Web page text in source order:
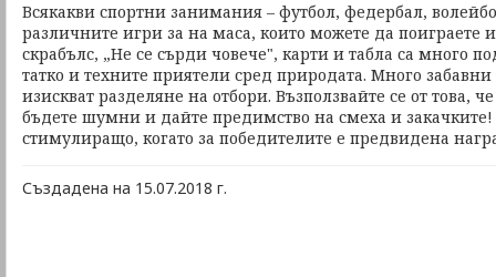
Всякакви спортни занимания – футбол, федербал,
различните игри за на маса, които можете да поиграете
скрабълс, „Не се сърди човече", карти и табла са много
татко и техните приятели сред природата. Много
изискват разделяне на отбори. Възползвайте се от това,
бъдете шумни и дайте предимство на смеха и
стимулиращо, когато за победителите е предвидена
Създадена на 15.07.2018 г.